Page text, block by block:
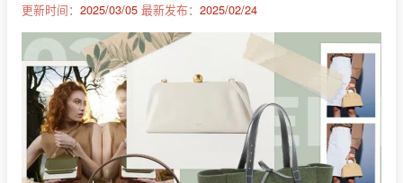
更新时间： 2025/03/05 最新发布： 2025/02/24